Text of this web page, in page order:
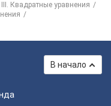
Квадратные уравнения
В начало